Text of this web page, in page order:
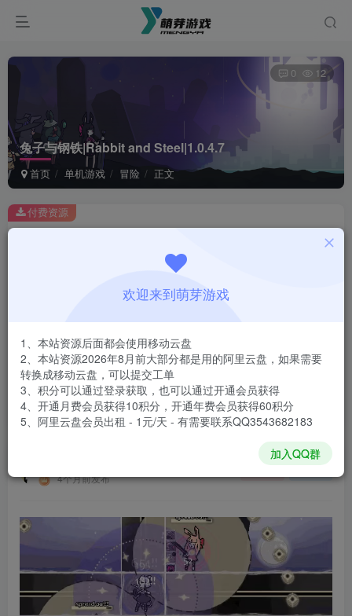
兔子与钢铁|Rabbit and Steel|1.0.4.7
首页 单机游戏 冒险 正文
0 12
此内容为付费资源，请付费后查看
￥1
免费
登录购买
安装包大小
游戏本体大小
383.9 MB
付费资源
4个月前发布
欢迎来到萌芽游戏
1、本站资源后面都会使用移动云盘
2、本站资源2026年8月前大部分都是用的阿里云盘，如果需要
转换成移动云盘，可以提交工单
3、积分可以通过登录获取，也可以通过开通会员获得
4、开通月费会员获得10积分，开通年费会员获得60积分
5、阿里云盘会员出租 - 1元/天 - 有需要联系QQ3543682183
加入QQ群